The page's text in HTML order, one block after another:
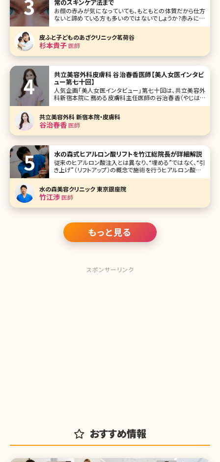
常のスキンケア法まで
お顔の赤みが気になっていても、もともとの体質だから仕方
ないと諦めている方も多いのではないでしょうか?赤みには
色々な原因があり、お薬やスキンケア、美容医療など選択肢
す。 【監修医師からのワンポイント】酒さ（赤ら顔）は、「化粧水
を1日1
皮ふと子どものあざクリニック茗荷谷
杉本貴子医師
共立美容外科皮膚科 谷治春香医師【美人女医インタビ
ュー第七十回】
人気企画「美人女医インタビュー」第七十回は、共立美容外
科新宿本院に務める皮膚科主任医師の谷治春香（やじはる
か）先生です。 創立38年以上の歴史ある共立美容外科の皮
膚科部門を立ち上げた経験もある谷治先生。「共立といえば
外科も皮膚科も行っているオールマイティなクリニック」とい
う新たなイメージを浸透
共立美容外科 新宿本院・皮膚科
谷治春香医師
水の森式ヒアルロン酸リフトを竹江総院長が詳細解説
従来のヒアルロン酸注入とは異なり、“埋める”ではなく、“引
き上げ”（リフトアップ）の概念で施術を行うヒアルロン酸リフ
ト。現在テレビや雑誌でも取り上げられ、注目されています。
水の森美容外科総院長の竹江先生にヒアルロン酸リフトに
ついて、他のエイジング治療との比較もまじえながら、わかり
やすく解説していただ
水の森美容クリニック 東京銀座院
竹江渉医師
もっと見る
スポンサーリンク
おすすめ情報